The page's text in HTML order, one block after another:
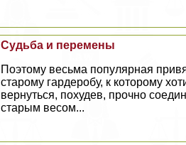
Судьба и перемены
Поэтому весьма популярная
старому гардеробу, к которому
вернуться, похудев, прочно
старым весом...